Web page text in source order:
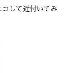
して近付いてみ